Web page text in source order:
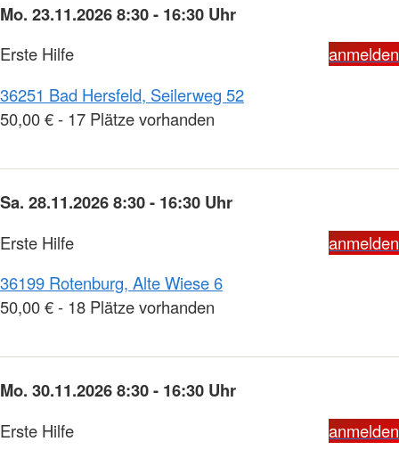
Mo. 23.11.2026 8:30 - 16:30 Uhr
Erste Hilfe
anmelden
36251 Bad Hersfeld, Seilerweg 52
50,00 € - 17 Plätze vorhanden
Sa. 28.11.2026 8:30 - 16:30 Uhr
Erste Hilfe
anmelden
36199 Rotenburg, Alte Wiese 6
50,00 € - 18 Plätze vorhanden
Mo. 30.11.2026 8:30 - 16:30 Uhr
Erste Hilfe
anmelden